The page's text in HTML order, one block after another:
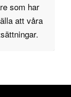
som har
att våra